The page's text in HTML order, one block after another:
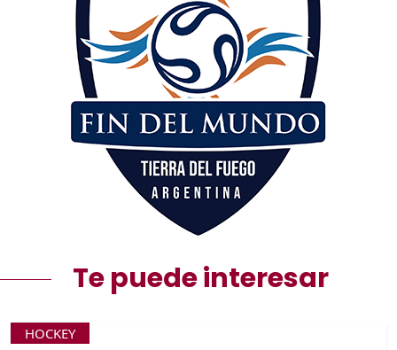
Te puede interesar
HOCKEY